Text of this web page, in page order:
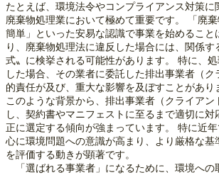
たとえば、環境法令やコンプライアンス対策に
廃棄物処理業において極めて重要です。 「廃
簡単」といった安易な認識で事業を始めること
り、廃棄物処理法に違反した場合には、関係す
式〟に検挙される可能性があります。 特に、
した場合、その業者に委託した排出事業者（
的責任が及び、重大な影響を及ぼすことがあり
このような背景から、排出事業者（クライアン
し、契約書やマニフェストに至るまで適切に
正に選定する傾向が強まっています。 特に近
心に環境問題への意識が高まり、より厳格な基
を評価する動きが顕著です。
「選ばれる事業者」になるために、環境への